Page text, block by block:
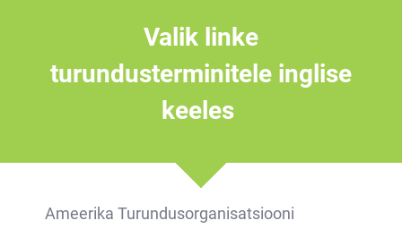
Valik linke
turundusterminitele inglise
keeles
Ameerika Turundusorganisatsiooni